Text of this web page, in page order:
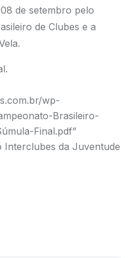
de setembro pelo
de Clubes e a
wp-
Brasileiro-
Final.pdf”
Interclubes da Juventude